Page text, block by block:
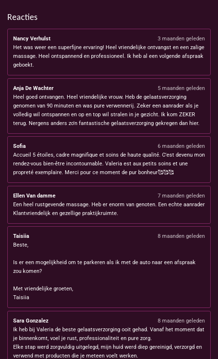
Reacties
Nancy Verhulst
3 maanden geleden
Het was weer een superfijne ervaring! Heel vriendelijke ontvangst en een zalige
massage. Heel ontspannend en professioneel. Ik heb al een volgende afspraak
geboekt.
Anja De Wachter
5 maanden geleden
Heel goed ontvangen. Heel vriendelijke vrouw. Heb de gelaatsverzorging
genomen van 90 minuten en was pure verwennerij. Zeker een aanrader als je
volledig wil ontspannen en op en top wil stralen in je gezicht. Ik kom ZEKER
terug. Nergens anders zo'n fantastische gelaatsverzorging gekregen dan hier.
Sofia
6 maanden geleden
Accueil 5 étoiles, cadre magnifique et soins de haute qualité. C'est devenu mon
rendez-vous bien-être incontournable. Valeria est aux petits soins et une
propreté exemplaire. Merci pour ce moment de pur bonheur🥰🥰🥰
Ellen Van damme
7 maanden geleden
Een heel rustgevende massage. Heb er enorm van genoten. Een echte aanrader
Klantvriendelijk en gezellige praktijkruimte.
Taisiia
8 maanden geleden
Beste,
Is er een mogelijkheid om te parkeren als ik met de auto naar een afspraak
zou komen?
Met vriendelijke groeten,
Taisiia
Sara Gonzalez
8 maanden geleden
Ik heb bij Valeria de beste gelaatsverzorging ooit gehad. Vanaf het moment dat
je binnenkomt, voel je rust, professionaliteit en pure zorg.
Elke stap werd zorgvuldig uitgelegd, mijn huid werd diep gereinigd, verzorgd en
verwend met producten die je meteen voelt werken.